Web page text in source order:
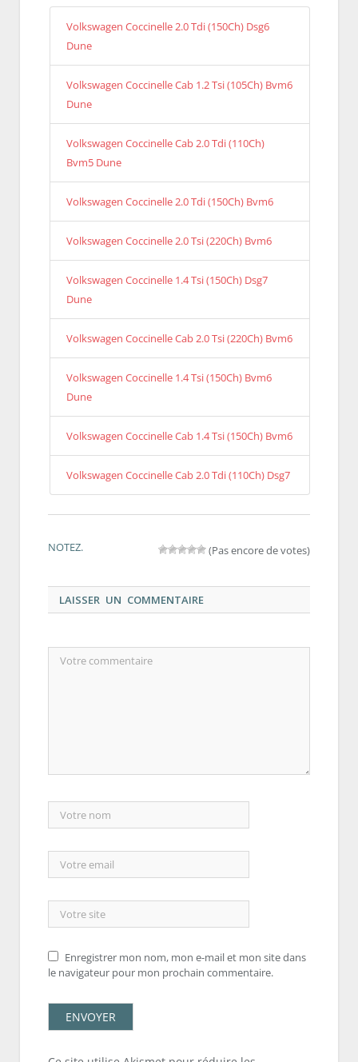
Volkswagen Coccinelle 2.0 Tdi (150Ch) Dsg6
Dune
Volkswagen Coccinelle Cab 1.2 Tsi (105Ch) Bvm6
Dune
Volkswagen Coccinelle Cab 2.0 Tdi (110Ch)
Bvm5 Dune
Volkswagen Coccinelle 2.0 Tdi (150Ch) Bvm6
Volkswagen Coccinelle 2.0 Tsi (220Ch) Bvm6
Volkswagen Coccinelle 1.4 Tsi (150Ch) Dsg7
Dune
Volkswagen Coccinelle Cab 2.0 Tsi (220Ch) Bvm6
Volkswagen Coccinelle 1.4 Tsi (150Ch) Bvm6
Dune
Volkswagen Coccinelle Cab 1.4 Tsi (150Ch) Bvm6
Volkswagen Coccinelle Cab 2.0 Tdi (110Ch) Dsg7
NOTEZ. (Pas encore de votes)
LAISSER UN COMMENTAIRE
Enregistrer mon nom, mon e-mail et mon site dans
le navigateur pour mon prochain commentaire.